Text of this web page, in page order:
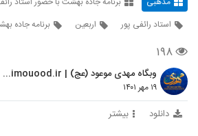
استاد رائفی پور
اربعین برنامه جاده
۱۹۸
وبگاه مهدی موعود (عج) | mahdimouood.ir
۱۹ مهر ۱۴۰۱
دانلود بیشتر